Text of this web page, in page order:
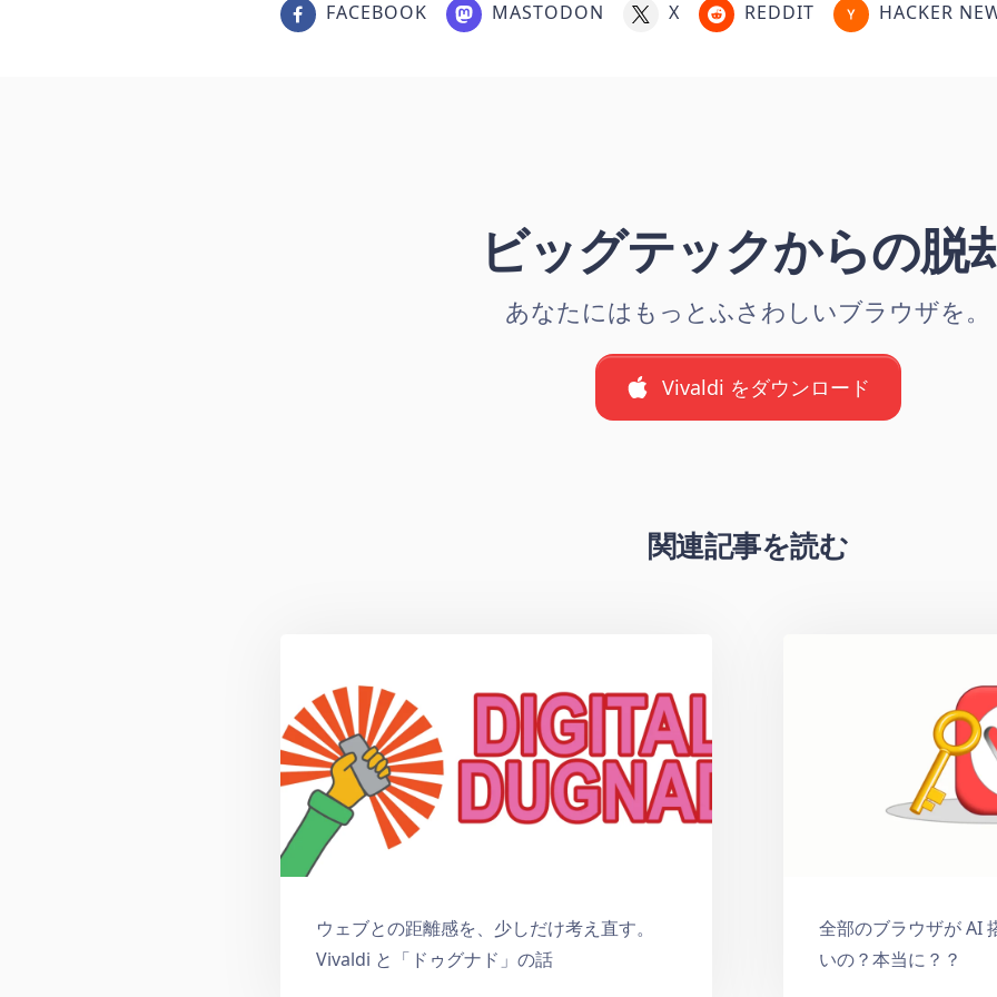
FACEBOOK MASTODON X REDDIT HACKER
ビッグテックからの脱
あなたにはもっとふさわしいブラウザを。
Vivaldi をダウンロード
関連記事を読む
ウェブとの距離感を、少しだけ考え直す。
Vivaldi と「ドゥグナド」の話
全部のブラウザが AI
いの？本当に？？